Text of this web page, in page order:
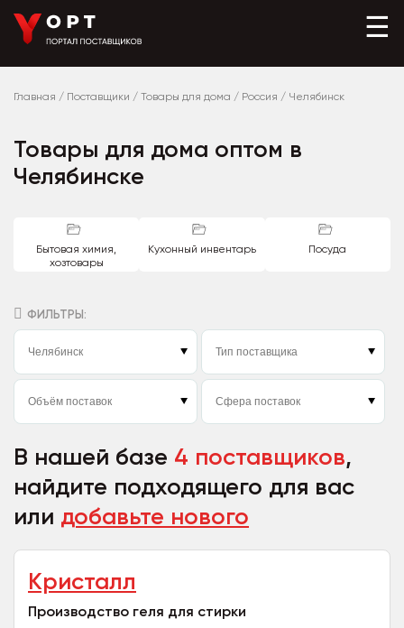
☰
Главная / Поставщики / Товары для дома / Россия / Челябинск
Товары для дома оптом в
Челябинске
Бытовая химия,
хозтовары
Кухонный инвентарь Посуда
ФИЛЬТРЫ:
В нашей базе 4 поставщиков,
найдите подходящего для вас
или добавьте нового
Кристалл
Производство геля для стирки